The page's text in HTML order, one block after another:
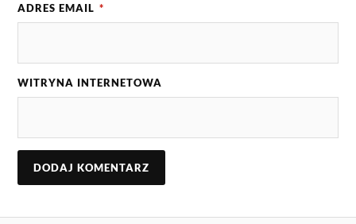
ADRES EMAIL *
WITRYNA INTERNETOWA